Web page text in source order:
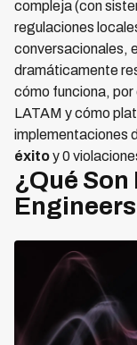
compleja (con
regulaciones
conversacionales,
dramáticamente
cómo funciona, por
LATAM y cómo
implementaciones
éxitoy 0
¿Qué